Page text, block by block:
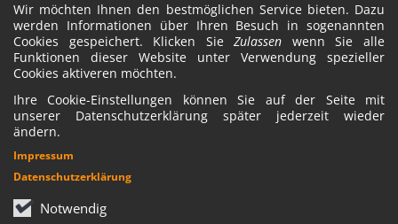
Wir möchten Ihnen den bestmöglichen Service bieten. Dazu
werden Informationen über Ihren Besuch in sogenannten
Cookies gespeichert. Klicken SieZulassen wenn Sie alle
Funktionen dieser Website unter Verwendung spezieller
Cookies aktiveren möchten.
Ihre Cookie-Einstellungen können Sie auf der Seite mit
unserer Datenschutzerklärung später jederzeit wieder
ändern.
Notwendig
Impressum
Datenschutzerklärung